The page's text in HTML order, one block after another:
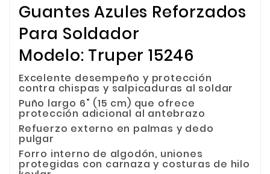
Guantes Azules Reforzados
Para Soldador
Modelo: Truper 15246
Excelente desempeño y protección
contra chispas y salpicaduras al soldar
Puño largo 6" (15 cm) que ofrece
protección adicional al antebrazo
Refuerzo externo en palmas y dedo
pulgar
Forro interno de algodón, uniones
protegidas con carnaza y costuras de hilo